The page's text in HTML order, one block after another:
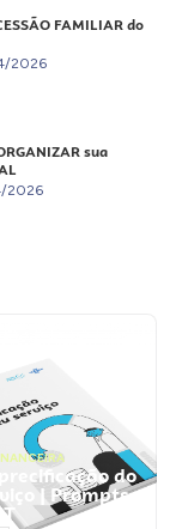
FAMILIAR do
2026
sua
2026
precificação do
| Prompts